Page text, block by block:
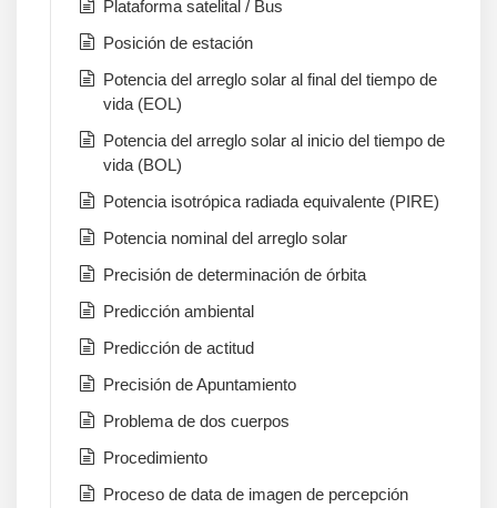
Plataforma satelital / Bus
Posición de estación
Potencia del arreglo solar al final del tiempo de
vida (EOL)
Potencia del arreglo solar al inicio del tiempo de
vida (BOL)
Potencia isotrópica radiada equivalente (PIRE)
Potencia nominal del arreglo solar
Precisión de determinación de órbita
Predicción ambiental
Predicción de actitud
Precisión de Apuntamiento
Problema de dos cuerpos
Procedimiento
Proceso de data de imagen de percepción